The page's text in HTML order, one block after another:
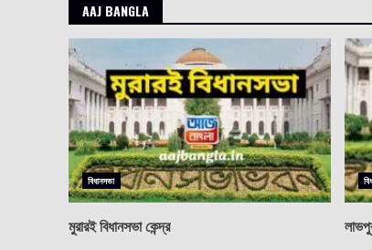
AAJ BANGLA
বিধানসভা
মুরারই বিধানসভা কেন্দ্র